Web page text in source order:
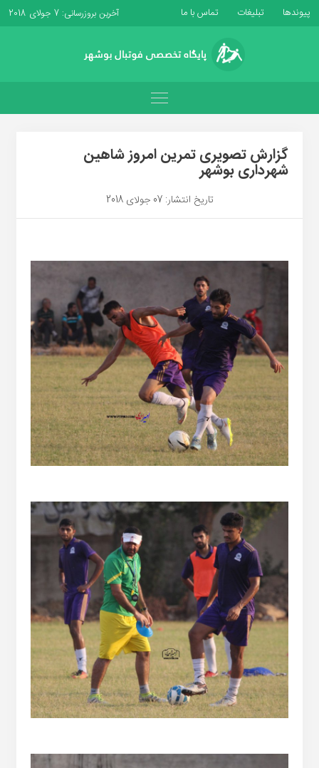
پیوندها تبلیغات تماس با ما آخرین بروزرسانی: 7 جولای 2018
گزارش تصویری تمرین امروز شاهین
شهرداری بوشهر
تاریخ انتشار: 07 جولای 2018